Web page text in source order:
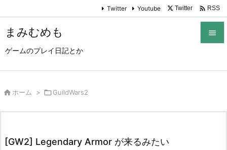
まみむめも
ゲームのプレイ日記とか

Twitter Youtube Twitter  RSS
 ホーム > GuildWars2
[GW2] Legendary Armor が来るみたい